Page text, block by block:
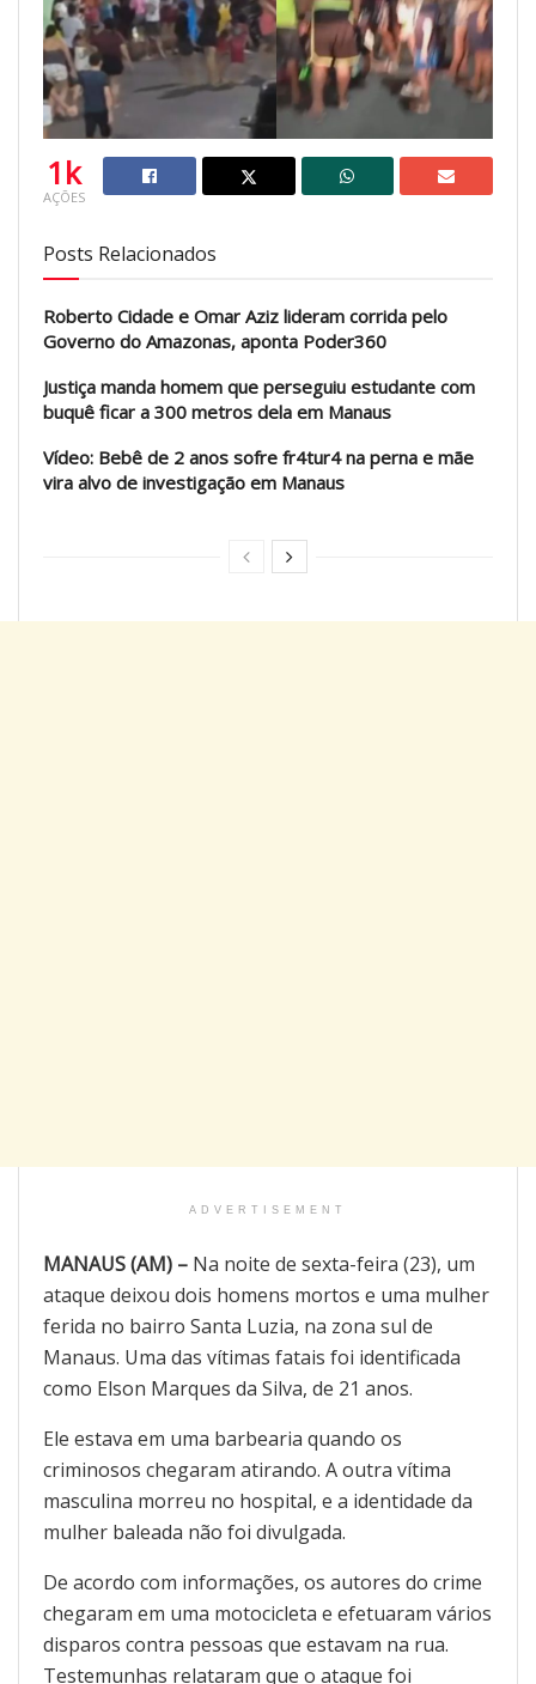
1k
AÇÕES
Posts Relacionados
Roberto Cidade e Omar Aziz lideram corrida pelo
Governo do Amazonas, aponta Poder360
Justiça manda homem que perseguiu estudante com
buquê ficar a 300 metros dela em Manaus
Vídeo: Bebê de 2 anos sofre fr4tur4 na perna e mãe
vira alvo de investigação em Manaus
ADVERTISEMENT
MANAUS (AM) – Na noite de sexta-feira (23), um
ataque deixou dois homens mortos e uma mulher
ferida no bairro Santa Luzia, na zona sul de
Manaus. Uma das vítimas fatais foi identificada
como Elson Marques da Silva, de 21 anos.
Ele estava em uma barbearia quando os
criminosos chegaram atirando. A outra vítima
masculina morreu no hospital, e a identidade da
mulher baleada não foi divulgada.
De acordo com informações, os autores do crime
chegaram em uma motocicleta e efetuaram vários
disparos contra pessoas que estavam na rua.
Testemunhas relataram que o ataque foi